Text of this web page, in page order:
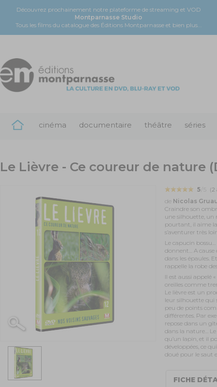
Découvrez prochainement notre plateforme de streaming et VOD
Montparnasse Studio
Tous les films du catalogue des Éditions Montparnasse et bien plus...
cinéma documentaire théâtre séries
Le Lièvre - Ce coureur de nature
5 /5 (2
de Nicolas
Craindre son
une silhouette, un
pourtant, il aime la
s’aventurer très
Le capucin
donnent… A cause
dans les épaules.
rappelle la robe
Il est aussi appelé
oreilles comme
Le lièvre est un
leur silhouette qui
peu de points
différentes. Par
repose dans un
dans la nature…
qu’un lapin, et il
développées, ce
doué pour le saut
FICHE